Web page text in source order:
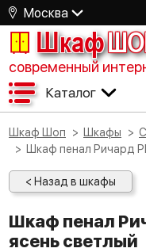
Москва
Шкаф
современный
Каталог
Шкаф Шоп Шкафы
Шкаф пенал Ричард
< Назад в шкафы
Шкаф пенал Ричард РШ-4 для посуды
ясень светлый